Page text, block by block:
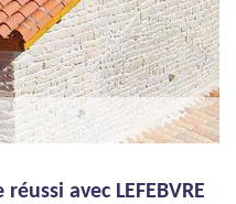
avec LEFEBVRE